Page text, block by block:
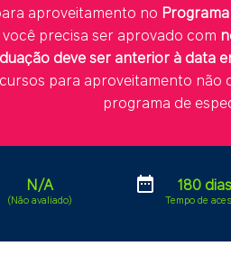
aproveitamento no
você precisa ser aprovado com
deve ser anterior à data
para aproveitamento
programa de
N/A
(Não avaliado)
date_range 180 dias
Tempo de